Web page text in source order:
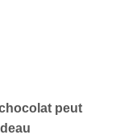
peut